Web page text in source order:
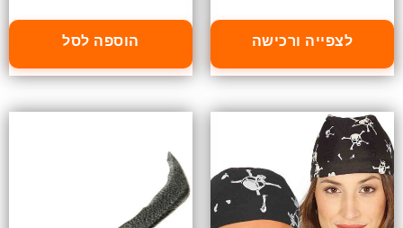
לצפייה ורכישה הוספה לסל